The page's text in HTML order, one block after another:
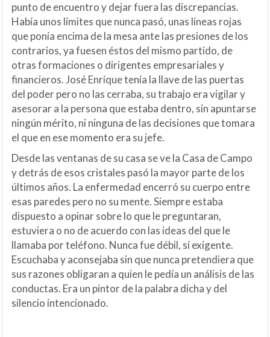
punto de encuentro y dejar fuera las discrepancias.
Había unos límites que nunca pasó, unas líneas rojas
que ponía encima de la mesa ante las presiones de los
contrarios, ya fuesen éstos del mismo partido, de
otras formaciones o dirigentes empresariales y
financieros. José Enrique tenía la llave de las puertas
del poder pero no las cerraba, su trabajo era vigilar y
asesorar a la persona que estaba dentro, sin apuntarse
ningún mérito, ni ninguna de las decisiones que tomara
el que en ese momento era su jefe.
Desde las ventanas de su casa se ve la Casa de Campo
y detrás de esos cristales pasó la mayor parte de los
últimos años. La enfermedad encerró su cuerpo entre
esas paredes pero no su mente. Siempre estaba
dispuesto a opinar sobre lo que le preguntaran,
estuviera o no de acuerdo con las ideas del que le
llamaba por teléfono. Nunca fue débil, sí exigente.
Escuchaba y aconsejaba sin que nunca pretendiera que
sus razones obligaran a quien le pedía un análisis de las
conductas. Era un pintor de la palabra dicha y del
silencio intencionado.